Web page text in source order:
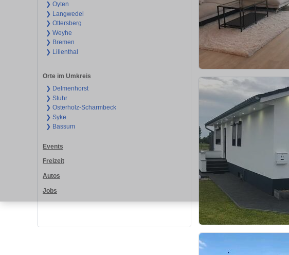
❯ Oyten
❯ Langwedel
❯ Ottersberg
❯ Weyhe
❯ Bremen
❯ Lilienthal
Orte im Umkreis
❯ Delmenhorst
❯ Stuhr
❯ Osterholz-Scharmbeck
❯ Syke
❯ Bassum
Events
Freizeit
Autos
Jobs